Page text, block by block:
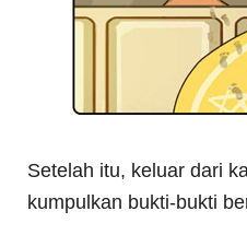
Setelah itu, keluar dari
kumpulkan bukti-bukti